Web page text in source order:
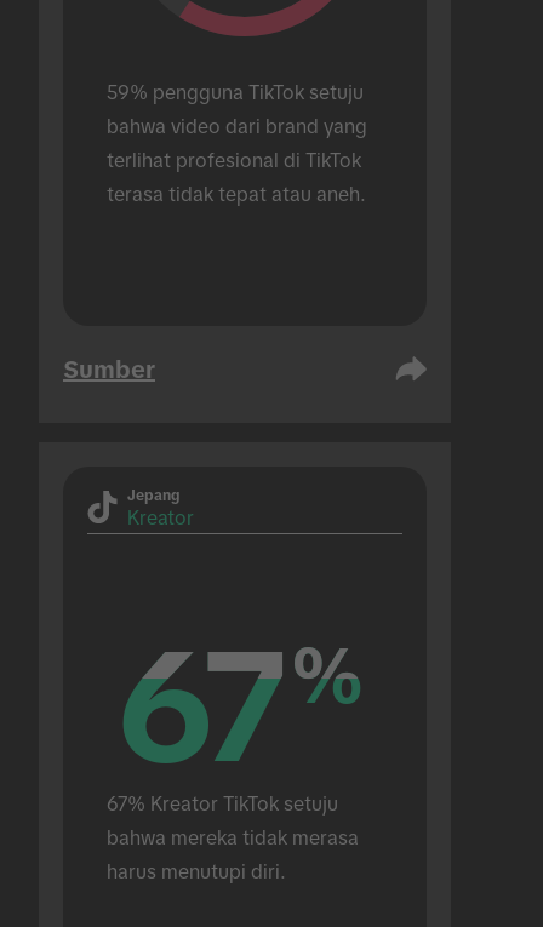
59% pengguna TikTok setuju
bahwa video dari brand yang
terlihat profesional di TikTok
terasa tidak tepat atau aneh.
Sumber
Jepang
Kreator
67%
67%
67% Kreator TikTok setuju
bahwa mereka tidak merasa
harus menutupi diri.